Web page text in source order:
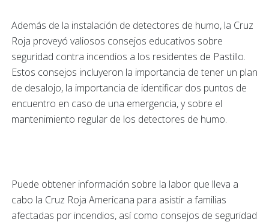
Además de la instalación de detectores de humo, la Cruz
Roja proveyó valiosos consejos educativos sobre
seguridad contra incendios a los residentes de Pastillo.
Estos consejos incluyeron la importancia de tener un plan
de desalojo, la importancia de identificar dos puntos de
encuentro en caso de una emergencia, y sobre el
mantenimiento regular de los detectores de humo.
Puede obtener información sobre la labor que lleva a
cabo la Cruz Roja Americana para asistir a familias
afectadas por incendios, así como consejos de seguridad